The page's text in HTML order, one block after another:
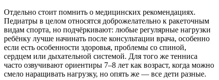
Отдельно стоит помнить о медицинских рекомендациях.
Педиатры в целом относятся доброжелательно к ракеточным
видам спорта, но подчёркивают: любые регулярные нагрузки
ребёнку лучше начинать после консультации врача, особенно
если есть особенности здоровья, проблемы со спиной,
сердцем или дыхательной системой. Для того же тенниса
часто озвучивают ориентиры 7–8 лет как возраст, когда можно
смело наращивать нагрузку, но опять же — все дети разные.